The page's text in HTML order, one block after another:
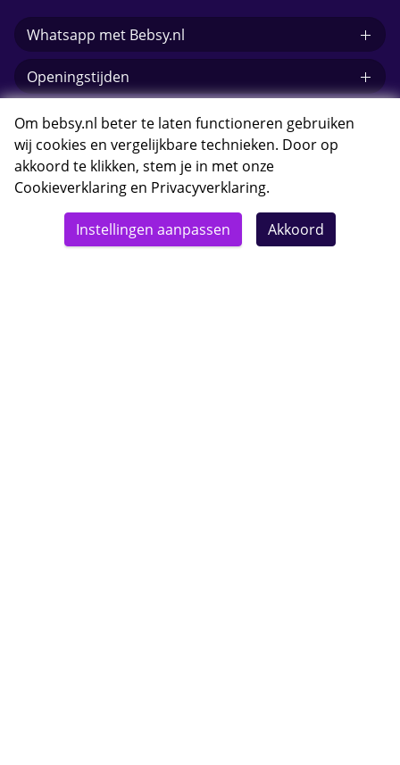
Whatsapp met Bebsy.nl
Openingstijden
E-mail Bebsy.nl
© 2026 Bebsy.nl
Om bebsy.nl beter te laten functioneren gebruiken
wij cookies en vergelijkbare technieken. Door op
akkoord te klikken, stem je in met onze
Cookieverklaring en Privacyverklaring.
Instellingen aanpassen Akkoord